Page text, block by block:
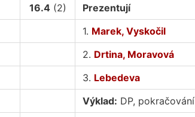
16.4(2) Prezentují
1. Marek, Vyskočil
2. Drtina, Moravová
3. Lebedeva
Výklad: DP, pokračování